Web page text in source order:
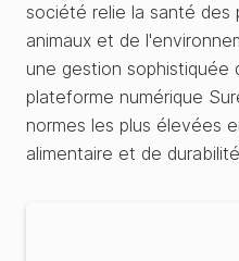
société relie la santé des
animaux et de
une gestion sophistiquée
plateforme numérique
normes les plus élevées
alimentaire et de